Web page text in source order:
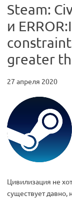
Steam:
и
greater
27 апреля 2020
Цивилизация не
существует давно,